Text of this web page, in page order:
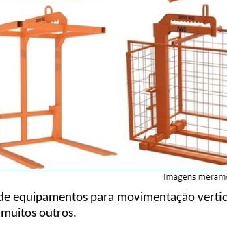
equipamentos para movimentação
outros.